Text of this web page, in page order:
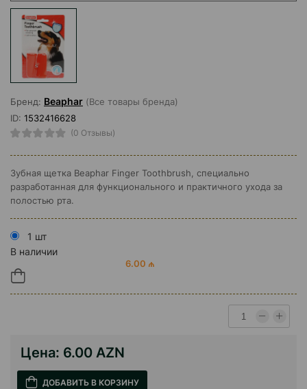
Бренд: Beaphar (Все товары бренда)
ID: 1532416628
(0 Отзывы)
Зубная щетка Beaphar Finger Toothbrush, специально
разработанная для функционального и практичного ухода за
полостью рта.
1 шт
В наличии
6.00 ₼
Цена: 6.00 AZN
ДОБАВИТЬ В КОРЗИНУ